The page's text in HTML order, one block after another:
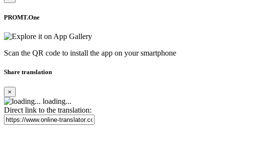
PROMT.One
Scan the QR code to install the app on your smartphone
Share translation
×
loading...
Direct link to the translation: